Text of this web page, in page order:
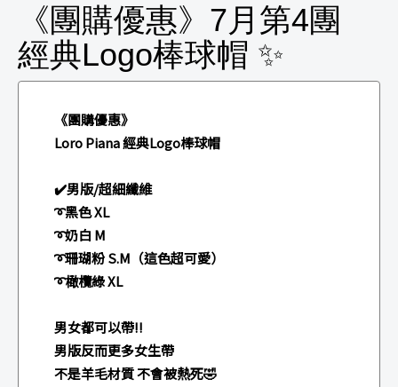
《團購優惠》7月第4團
經典Logo棒球帽 ✨
《團購優惠》
Loro Piana 經典Logo棒球帽
✔️男版/超細纖維
➰黑色 XL
➰奶白 M
➰珊瑚粉 S.M（這色超可愛）
➰橄欖綠 XL
男女都可以帶‼️
男版反而更多女生帶
不是羊毛材質 不會被熱死🤣